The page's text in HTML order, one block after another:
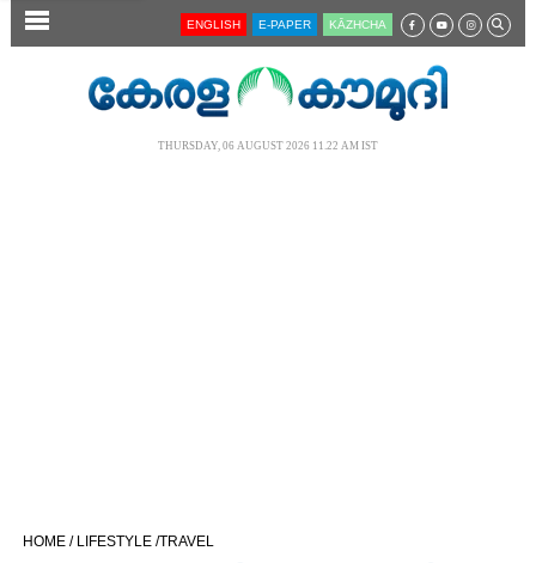
SECTIONS ENGLISH E-PAPER KĀZHCHA
THURSDAY, 06 AUGUST 2026 11.22 AM IST
HOME / LIFESTYLE /TRAVEL